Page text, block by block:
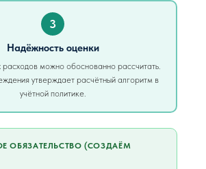
3
Надёжность оценки
можно обоснованно рассчитать.
утверждает расчётный алгоритм в
учётной политике.
ОБЯЗАТЕЛЬСТВО (СОЗДАЁМ